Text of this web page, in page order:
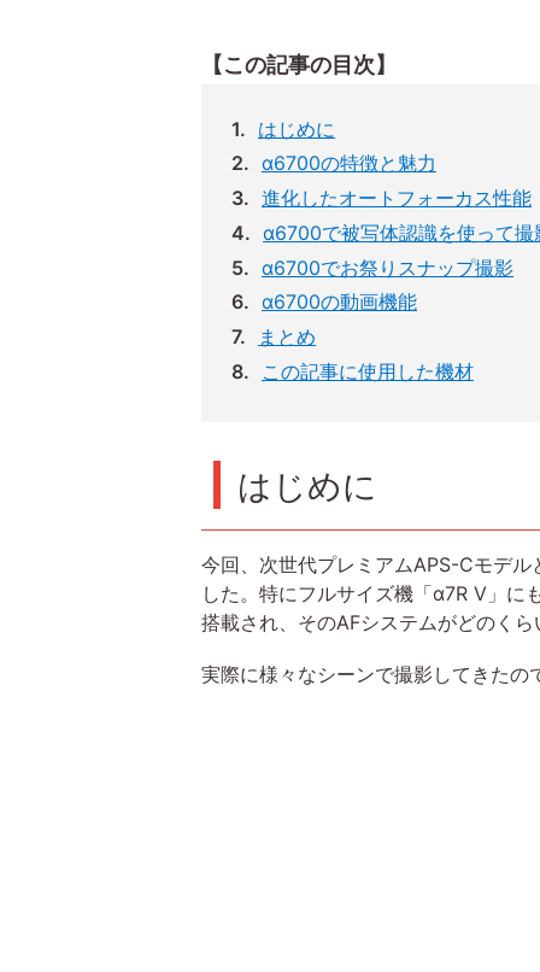
【この記事の目次】
はじめに
α6700の特徴と魅力
進化したオートフォーカス性能
α6700で被写体認識を使って撮
α6700でお祭りスナップ撮影
α6700の動画機能
まとめ
この記事に使用した機材
はじめに
今回、次世代プレミアムAPS-Cモデ
した。特にフルサイズ機「α7R V」
搭載され、そのAFシステムがどのく
実際に様々なシーンで撮影してきた